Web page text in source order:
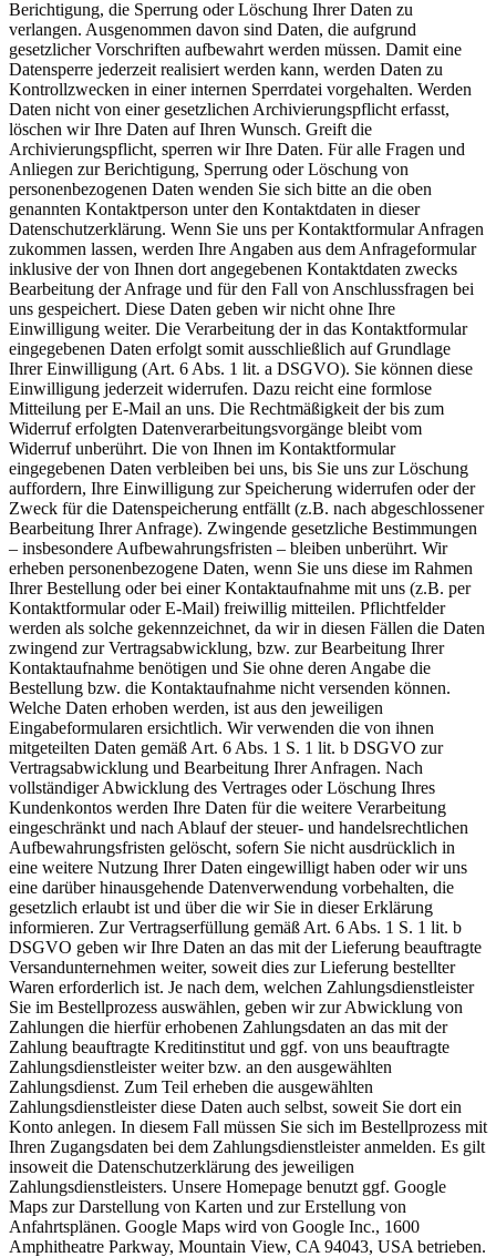
Berichtigung, die Sperrung oder Löschung Ihrer Daten zu
verlangen. Ausgenommen davon sind Daten, die aufgrund
gesetzlicher Vorschriften aufbewahrt werden müssen. Damit eine
Datensperre jederzeit realisiert werden kann, werden Daten zu
Kontrollzwecken in einer internen Sperrdatei vorgehalten. Werden
Daten nicht von einer gesetzlichen Archivierungspflicht erfasst,
löschen wir Ihre Daten auf Ihren Wunsch. Greift die
Archivierungspflicht, sperren wir Ihre Daten. Für alle Fragen und
Anliegen zur Berichtigung, Sperrung oder Löschung von
personenbezogenen Daten wenden Sie sich bitte an die oben
genannten Kontaktperson unter den Kontaktdaten in dieser
Datenschutzerklärung. Wenn Sie uns per Kontaktformular Anfragen
zukommen lassen, werden Ihre Angaben aus dem Anfrageformular
inklusive der von Ihnen dort angegebenen Kontaktdaten zwecks
Bearbeitung der Anfrage und für den Fall von Anschlussfragen bei
uns gespeichert. Diese Daten geben wir nicht ohne Ihre
Einwilligung weiter. Die Verarbeitung der in das Kontaktformular
eingegebenen Daten erfolgt somit ausschließlich auf Grundlage
Ihrer Einwilligung (Art. 6 Abs. 1 lit. a DSGVO). Sie können diese
Einwilligung jederzeit widerrufen. Dazu reicht eine formlose
Mitteilung per E-Mail an uns. Die Rechtmäßigkeit der bis zum
Widerruf erfolgten Datenverarbeitungsvorgänge bleibt vom
Widerruf unberührt. Die von Ihnen im Kontaktformular
eingegebenen Daten verbleiben bei uns, bis Sie uns zur Löschung
auffordern, Ihre Einwilligung zur Speicherung widerrufen oder der
Zweck für die Datenspeicherung entfällt (z.B. nach abgeschlossener
Bearbeitung Ihrer Anfrage). Zwingende gesetzliche Bestimmungen
– insbesondere Aufbewahrungsfristen – bleiben unberührt. Wir
erheben personenbezogene Daten, wenn Sie uns diese im Rahmen
Ihrer Bestellung oder bei einer Kontaktaufnahme mit uns (z.B. per
Kontaktformular oder E-Mail) freiwillig mitteilen. Pflichtfelder
werden als solche gekennzeichnet, da wir in diesen Fällen die Daten
zwingend zur Vertragsabwicklung, bzw. zur Bearbeitung Ihrer
Kontaktaufnahme benötigen und Sie ohne deren Angabe die
Bestellung bzw. die Kontaktaufnahme nicht versenden können.
Welche Daten erhoben werden, ist aus den jeweiligen
Eingabeformularen ersichtlich. Wir verwenden die von ihnen
mitgeteilten Daten gemäß Art. 6 Abs. 1 S. 1 lit. b DSGVO zur
Vertragsabwicklung und Bearbeitung Ihrer Anfragen. Nach
vollständiger Abwicklung des Vertrages oder Löschung Ihres
Kundenkontos werden Ihre Daten für die weitere Verarbeitung
eingeschränkt und nach Ablauf der steuer- und handelsrechtlichen
Aufbewahrungsfristen gelöscht, sofern Sie nicht ausdrücklich in
eine weitere Nutzung Ihrer Daten eingewilligt haben oder wir uns
eine darüber hinausgehende Datenverwendung vorbehalten, die
gesetzlich erlaubt ist und über die wir Sie in dieser Erklärung
informieren. Zur Vertragserfüllung gemäß Art. 6 Abs. 1 S. 1 lit. b
DSGVO geben wir Ihre Daten an das mit der Lieferung beauftragte
Versandunternehmen weiter, soweit dies zur Lieferung bestellter
Waren erforderlich ist. Je nach dem, welchen Zahlungsdienstleister
Sie im Bestellprozess auswählen, geben wir zur Abwicklung von
Zahlungen die hierfür erhobenen Zahlungsdaten an das mit der
Zahlung beauftragte Kreditinstitut und ggf. von uns beauftragte
Zahlungsdienstleister weiter bzw. an den ausgewählten
Zahlungsdienst. Zum Teil erheben die ausgewählten
Zahlungsdienstleister diese Daten auch selbst, soweit Sie dort ein
Konto anlegen. In diesem Fall müssen Sie sich im Bestellprozess mit
Ihren Zugangsdaten bei dem Zahlungsdienstleister anmelden. Es gilt
insoweit die Datenschutzerklärung des jeweiligen
Zahlungsdienstleisters. Unsere Homepage benutzt ggf. Google
Maps zur Darstellung von Karten und zur Erstellung von
Anfahrtsplänen. Google Maps wird von Google Inc., 1600
Amphitheatre Parkway, Mountain View, CA 94043, USA betrieben.